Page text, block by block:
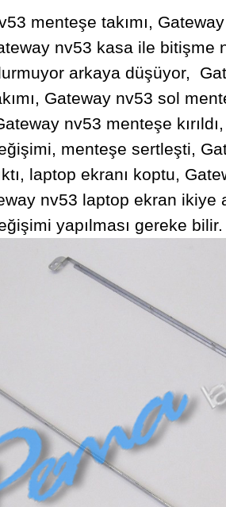
menteşe takımı,
nv53 kasa ile bitişme
arkaya düşüyor,
Gateway nv53 sol
nv53 menteşe
menteşe sertleşti,
laptop ekranı koptu,
nv53 laptop ekran ikiye
yapılması gereke bilir.